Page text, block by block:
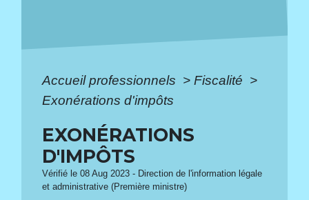
Accueil professionnels > Fiscalité >
Exonérations d'impôts
EXONÉRATIONS
D'IMPÔTS
Vérifié le 08 Aug 2023 - Direction de l'information légale
et administrative (Première ministre)